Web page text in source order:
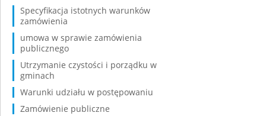
Specyfikacja istotnych warunków
zamówienia
umowa w sprawie zamówienia
publicznego
Utrzymanie czystości i porządku w
gminach
Warunki udziału w postępowaniu
Zamówienie publiczne